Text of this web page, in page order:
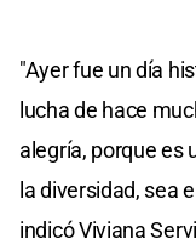
"Ayer fue un día
lucha de hace
alegría, porque es
la diversidad, sea
indicó Viviana